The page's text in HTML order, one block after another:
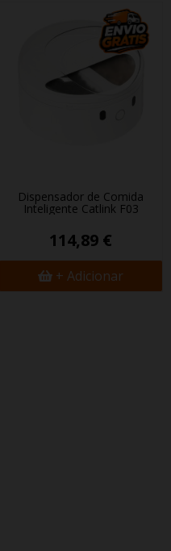
Dispensador de Comida
Inteligente Catlink F03
114,89 €
+ Adicionar